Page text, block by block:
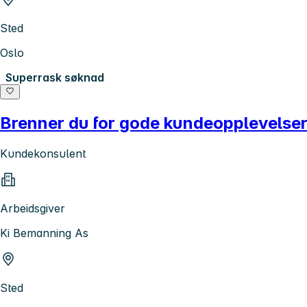
Sted
Oslo
Superrask søknad
Brenner du for gode
Kundekonsulent
Arbeidsgiver
Ki Bemanning As
Sted